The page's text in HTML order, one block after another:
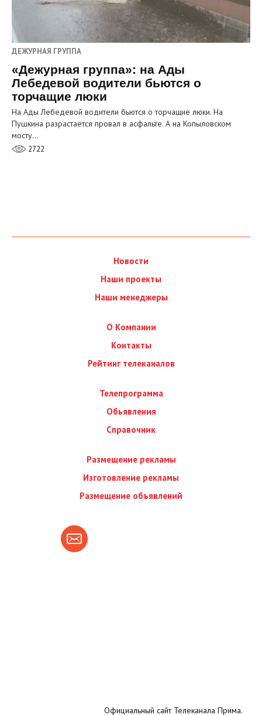
ДЕЖУРНАЯ ГРУППА
«Дежурная группа»: на Ады
Лебедевой водители бьются о
торчащие люки
На Ады Лебедевой водители бьются о торчащие люки. На
Пушкина разрастается провал в асфальте. А на Копыловском
мосту…
2722
Новости
Наши проекты
Наши менеджеры
О Компании
Контакты
Рейтинг телеканалов
Телепрограмма
Обьявления
Справочник
Размещение рекламы
Изготовление рекламы
Размещение объявлений
Официальный сайт Телеканала Прима.